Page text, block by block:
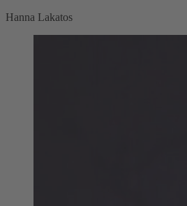
Hanna Lakatos